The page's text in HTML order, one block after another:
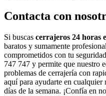
Contacta con
Si buscas cerrajeros 24 horas
baratos y sumamente
comprometidos con tu
747 747 y permite que nuestro
problemas de cerrajería con
aquí para ayudarte en
días de la semana. ¡Confía en